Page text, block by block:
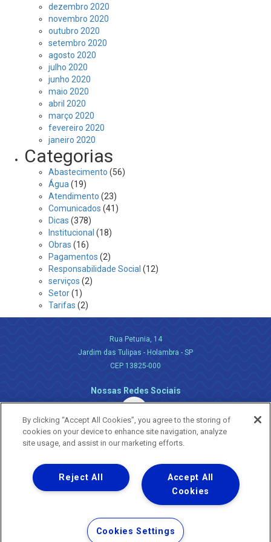
dezembro 2020
novembro 2020
outubro 2020
setembro 2020
agosto 2020
julho 2020
junho 2020
maio 2020
abril 2020
março 2020
fevereiro 2020
janeiro 2020
Categorias
Abastecimento (56)
Água (19)
Atendimento (23)
Comunicados (41)
Dicas (378)
Institucional (18)
Obras (16)
Pagamentos (2)
Responsabilidade Social (12)
serviços (2)
Setor(1)
Tarifas (2)
Rua Petunia, 14
Jardim das Tulipas - Holambra - SP
CEP 13825-000
Nossas Redes Sociais
Uma empresa
Copyright ® 2026 - Todos os Direitos Reservados.
Nossa natureza movimenta a vida
Termos Gerais de Uso de Sites e Aplicativos
Política de Privacidade e Proteção de Dados
By clicking “Accept All Cookies”, you agree to the storing of
cookies on your device to enhance site navigation, analyze
site usage, and assist in our marketing efforts.
Accept All
Cookies
Reject All
Cookies Settings